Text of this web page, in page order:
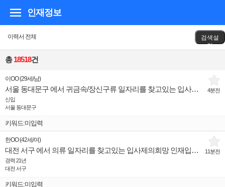
인재정보
이력서 전체
검색설
정
총18518건
4분전
이OO(29세 /남)
서울 동대문구 에서 귀금속/장신구류 일자리를 찾고있는 입사제의희망 인재입니다.
신입
서울 동대문구
키워드:미입력
11분전
한OO(42세 /여)
대전 서구 에서 의류 일자리를 찾고있는 입사제의희망 인재입니다.
경력 21년
대전 서구
키워드:미입력